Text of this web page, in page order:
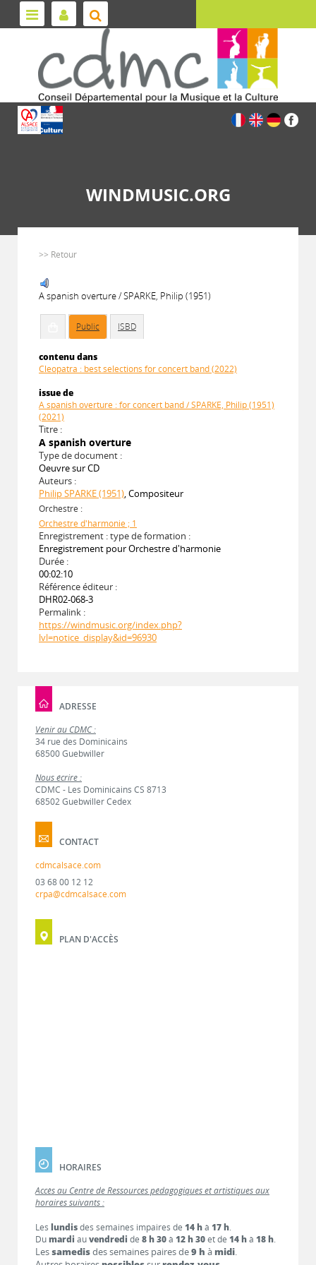
WINDMUSIC.ORG
>> Retour
A spanish overture / SPARKE, Philip (1951)
Public ISBD
contenu dans
Cleopatra : best selections for concert band (2022)
issue de
A spanish overture : for concert band / SPARKE, Philip (1951)
(2021)
Titre :
A spanish overture
Type de document :
Oeuvre sur CD
Auteurs :
Philip SPARKE (1951), Compositeur
Orchestre :
Orchestre d'harmonie ; 1
Enregistrement : type de formation :
Enregistrement pour Orchestre d'harmonie
Durée :
00:02:10
Référence éditeur :
DHR02-068-3
Permalink :
https://windmusic.org/index.php?
lvl=notice_display&id=96930
ADRESSE
Venir au CDMC :
34 rue des Dominicains
68500 Guebwiller
Nous écrire :
CDMC - Les Dominicains CS 8713
68502 Guebwiller Cedex
CONTACT
cdmcalsace.com
03 68 00 12 12
crpa@cdmcalsace.com
PLAN D'ACCÈS
HORAIRES
Accès au Centre de Ressources pédagogiques et artistiques aux
horaires suivants :
Les lundisdes semaines impaires de 14 hà 17 h.
Dumardi auvendredi de 8 h 30à 12 h 30et de 14 hà 18 h.
Lessamedisdes semaines paires de9 h à midi.